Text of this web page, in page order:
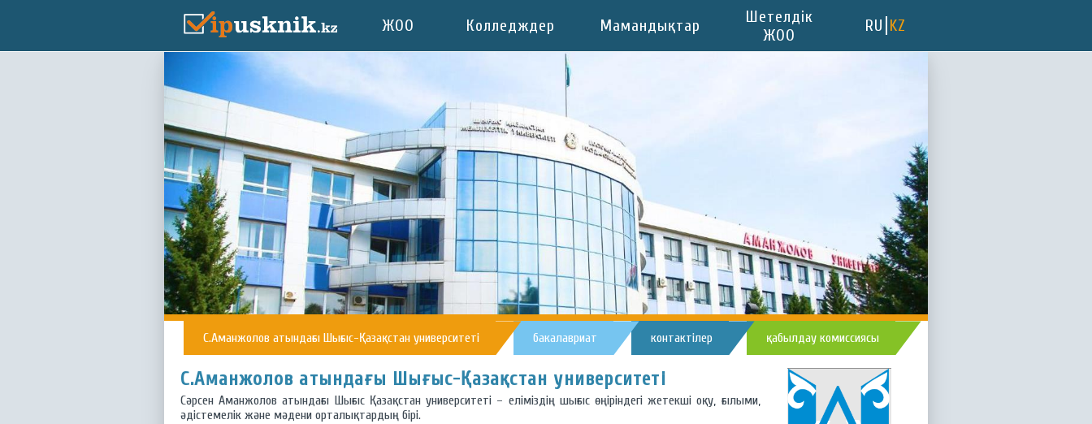
ЖОО Колледждер Мамандықтар
Шетелдік
ЖОО
RU KZ
С.Аманжолов атындағы Шығыс-Қазақстан университеті бакалавриат контактілер қабылдау комиссиясы
С.Аманжолов атындағы Шығыс-Қазақстан университеті
Сәрсен Аманжолов атындағы Шығыс Қазақстан университеті – еліміздің шығыс өңіріндегі жетекші оқу, ғылыми,
әдістемелік және мәдени орталықтардың бірі.